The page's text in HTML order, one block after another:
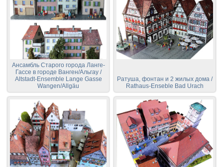
Ансамбль Старого города Ланге-
Гассе в городе Ванген/Альгау /
Altstadt-Ensemble Lange Gasse
Wangen/Allgäu
Ратуша, фонтан и 2 жилых дома /
Rathaus-Enseble Bad Urach